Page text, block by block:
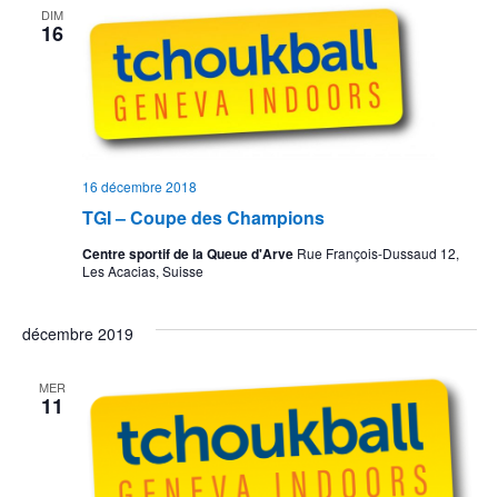
DIM
16
TGI – Coupe des Champions
16 décembre 2018
Centre sportif de la Queue d'Arve Rue François-Dussaud 12,
Les Acacias, Suisse
décembre 2019
MER
11